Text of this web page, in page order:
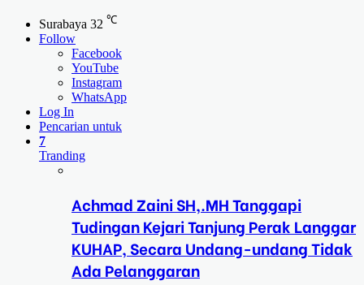
Surabaya 32 ℃
Follow
Facebook
YouTube
Instagram
WhatsApp
Log In
Pencarian untuk
7
Tranding
Achmad Zaini SH,.MH Tanggapi
Tudingan Kejari Tanjung Perak Langgar
KUHAP, Secara Undang-undang Tidak
Ada Pelanggaran